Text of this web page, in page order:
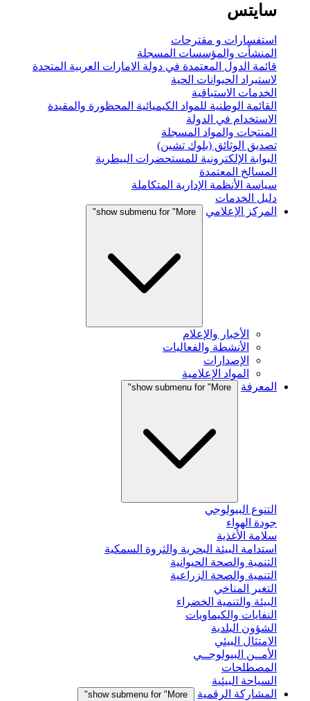
سايتس
استفسارات و مقترحات
المنشأت والمؤسسات المسجلة
قائمة الدول المعتمدة في دولة الامارات العربية المتحدة
لاستيراد الحيوانات الحية
الخدمات الاستباقية
القائمة الوطنية للمواد الكيميائية المحظورة والمقيدة
الاستخدام في الدولة
المنتجات والمواد المسجلة
تصديق الوثائق (بلوك تشين)
البوابة الإلكترونية للمستحضرات البيطرية
المسالخ المعتمدة
سياسة الأنظمة الإدارية المتكاملة
دليل الخدمات
المركز الإعلامي
show submenu for "More"
الأخبار والإعلام
الأنشطة والفعاليات
الإصدارات
المواد الإعلامية
المعرفة
show submenu for "More"
التنوع البيولوجي
جودة الهواء
سلامة الأغذية
استدامة البيئة البحرية والثروة السمكية
التنمية والصحة الحيوانية
التنمية والصحة الزراعية
التغير المناخي
البيئة والتنمية الخضراء
النفايات والكيماويات
الشؤون البلدية
الامتثال البيئي
الأمــن البيولوجــي
المصطلحات
السياحة البيئية
المشاركة الرقمية
show submenu for "More"